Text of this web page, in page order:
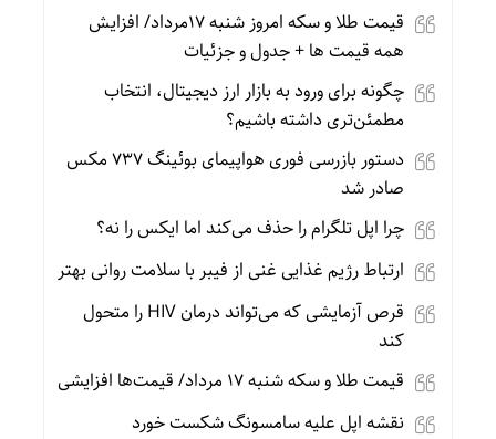
قیمت طلا و سکه امروز شنبه 17مرداد/ افزایش
همه قیمت ها + جدول و جزئیات
چگونه برای ورود به بازار ارز دیجیتال، انتخاب
مطمئن‌تری داشته باشیم؟
دستور بازرسی فوری هواپیمای بوئینگ ۷۳۷ مکس
صادر شد
چرا اپل تلگرام را حذف می‌کند اما ایکس را نه؟
ارتباط رژیم غذایی غنی از فیبر با سلامت روانی بهتر
قرص آزمایشی که می‌تواند درمان HIV را متحول
کند
قیمت طلا و سکه شنبه 17 مرداد/ قیمت‌ها افزایشی
نقشه اپل علیه سامسونگ شکست خورد